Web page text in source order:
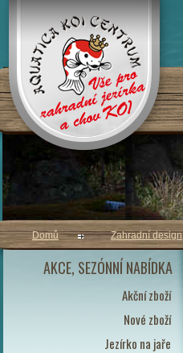
AKCE, SEZÓNNÍ NABÍDKA
Akční zboží
Nové zboží
Jezírko na jaře
Domů Zahradní design